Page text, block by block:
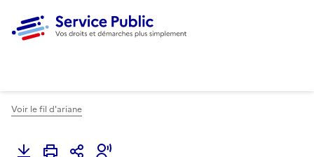
Voir le fil d'ariane